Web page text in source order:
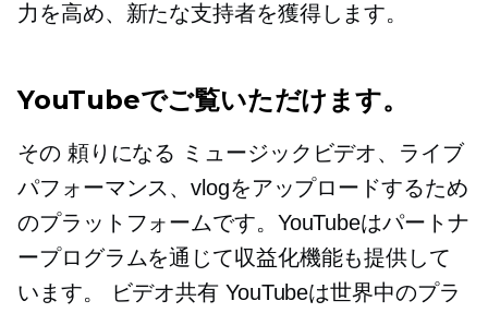
力を高め、新たな支持者を獲得します。
YouTubeでご覧いただけます。
その 頼りになる ミュージックビデオ、ライブ
パフォーマンス、vlogをアップロードするため
のプラットフォームです。YouTubeはパートナ
ープログラムを通じて収益化機能も提供して
います。
ビデオ共有 YouTubeは世界中のプラ